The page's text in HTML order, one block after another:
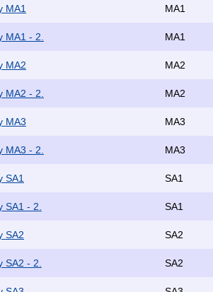
MA1 MA1
MA1 - 2. MA1
MA2 MA2
MA2 - 2. MA2
MA3 MA3
MA3 - 2. MA3
SA1 SA1
SA1 - 2. SA1
SA2 SA2
SA2 - 2. SA2